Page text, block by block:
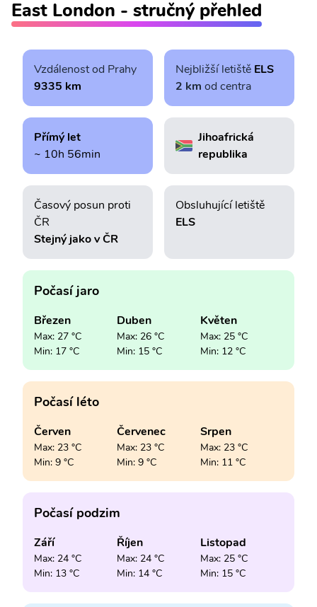
East London - stručný přehled
Vzdálenost od Prahy
9335 km
Nejbližší letiště ELS
2 km od centra
Přímý let
~ 10h 56min
Jihoafrická
republika
Časový posun proti
ČR
Stejný jako v ČR
Obsluhující letiště
ELS
Počasí jaro
Březen
Max: 27 °C
Min: 17 °C
Duben
Max: 26 °C
Min: 15 °C
Květen
Max: 25 °C
Min: 12 °C
Počasí léto
Červen
Max: 23 °C
Min: 9 °C
Červenec
Max: 23 °C
Min: 9 °C
Srpen
Max: 23 °C
Min: 11 °C
Počasí podzim
Září
Max: 24 °C
Min: 13 °C
Říjen
Max: 24 °C
Min: 14 °C
Listopad
Max: 25 °C
Min: 15 °C